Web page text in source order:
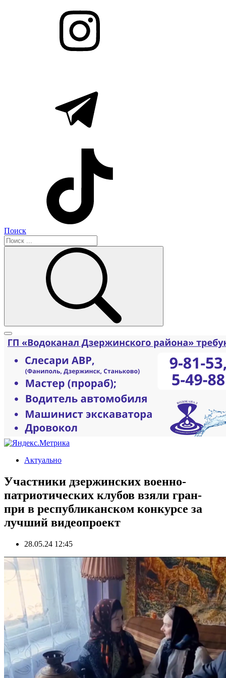
Поиск
Актуально
Участники дзержинских военно-
патриотических клубов взяли гран-
при в республиканском конкурсе за
лучший видеопроект
28.05.24 12:45